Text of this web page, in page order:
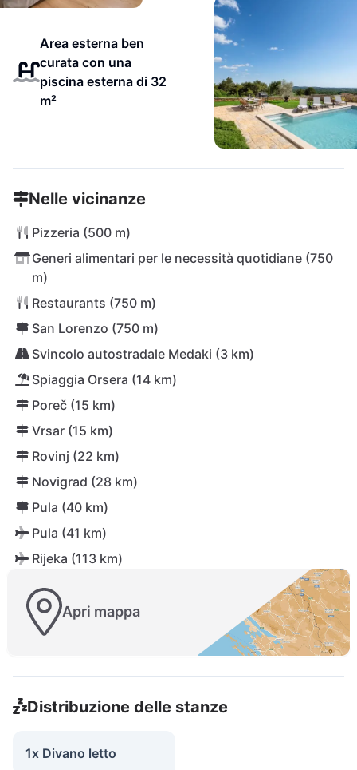
Area esterna ben
curata con una
piscina esterna di 32
m²
Nelle vicinanze
Pizzeria (500 m)
Generi alimentari per le necessità quotidiane (750
m)
Restaurants (750 m)
San Lorenzo (750 m)
Svincolo autostradale Medaki (3 km)
Spiaggia Orsera (14 km)
Poreč (15 km)
Vrsar (15 km)
Rovinj (22 km)
Novigrad (28 km)
Pula (40 km)
Pula (41 km)
Rijeka (113 km)
Apri mappa
Distribuzione delle stanze
1x Divano letto